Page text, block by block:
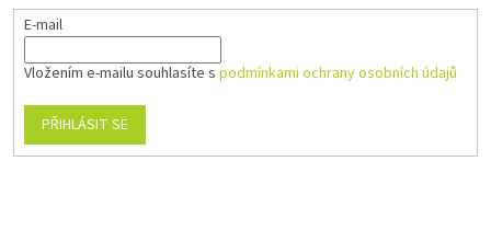
E-mail
Vložením e-mailu souhlasíte s podmínkami ochrany osobních údajů
PŘIHLÁSIT SE